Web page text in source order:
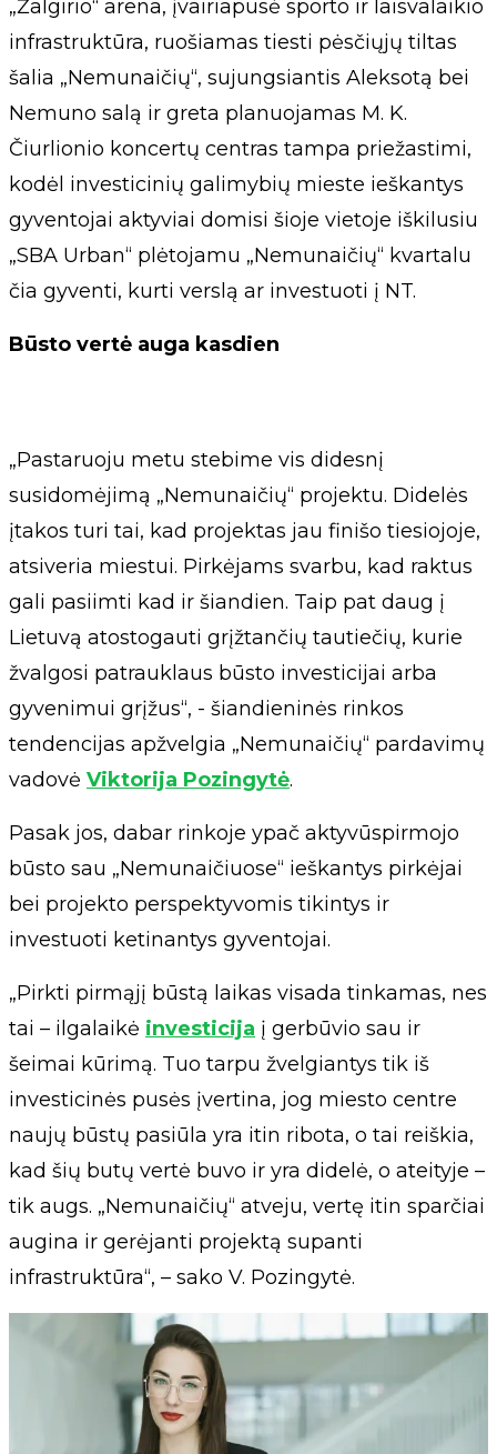
„Žalgirio“ arena, įvairiapusė sporto ir laisvalaikio
infrastruktūra, ruošiamas tiesti pėsčiųjų tiltas
šalia „Nemunaičių“, sujungsiantis Aleksotą bei
Nemuno salą ir greta planuojamas M. K.
Čiurlionio koncertų centras tampa priežastimi,
kodėl investicinių galimybių mieste ieškantys
gyventojai aktyviai domisi šioje vietoje iškilusiu
„SBA Urban“ plėtojamu „Nemunaičių“ kvartalu
čia gyventi, kurti verslą ar investuoti į NT.
Būsto vertė auga kasdien
„Pastaruoju metu stebime vis didesnį
susidomėjimą „Nemunaičių“ projektu. Didelės
įtakos turi tai, kad projektas jau finišo tiesiojoje,
atsiveria miestui. Pirkėjams svarbu, kad raktus
gali pasiimti kad ir šiandien. Taip pat daug į
Lietuvą atostogauti grįžtančių tautiečių, kurie
žvalgosi patrauklaus būsto investicijai arba
gyvenimui grįžus“, - šiandieninės rinkos
tendencijas apžvelgia „Nemunaičių“ pardavimų
vadovė Viktorija Pozingytė.
Pasak jos, dabar rinkoje ypač aktyvūspirmojo
būsto sau „Nemunaičiuose“ ieškantys pirkėjai
bei projekto perspektyvomis tikintys ir
investuoti ketinantys gyventojai.
„Pirkti pirmąjį būstą laikas visada tinkamas, nes
tai – ilgalaikė investicija į gerbūvio sau ir
šeimai kūrimą. Tuo tarpu žvelgiantys tik iš
investicinės pusės įvertina, jog miesto centre
naujų būstų pasiūla yra itin ribota, o tai reiškia,
kad šių butų vertė buvo ir yra didelė, o ateityje –
tik augs. „Nemunaičių“ atveju, vertę itin sparčiai
augina ir gerėjanti projektą supanti
infrastruktūra“, – sako V. Pozingytė.